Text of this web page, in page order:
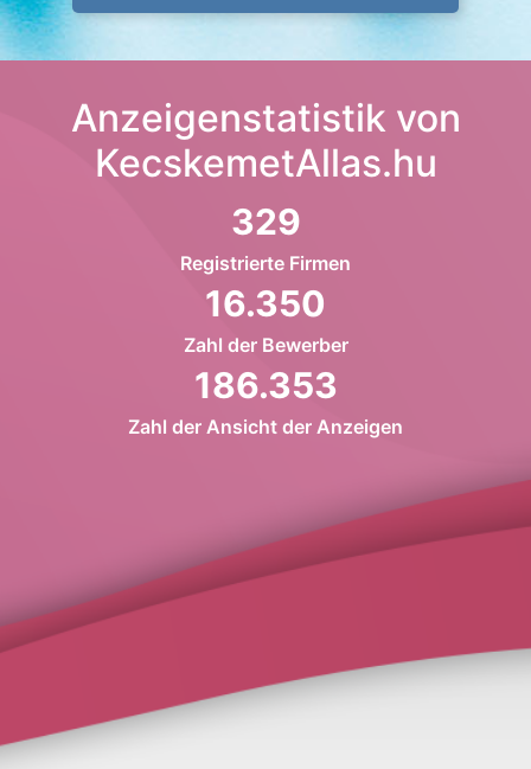
Anzeigenstatistik von
KecskemetAllas.hu
329
Registrierte Firmen
16.350
Zahl der Bewerber
186.353
Zahl der Ansicht der Anzeigen